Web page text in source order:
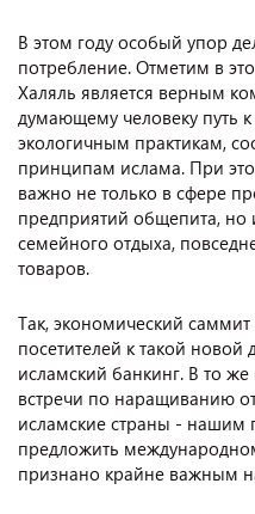
В этом году особый упор
потребление. Отметим в
Халяль является верным
думающему человеку путь
экологичным практикам,
принципам ислама. При
важно не только в сфере
предприятий общепита, но
семейного отдыха,
товаров.
Так, экономический
посетителей к такой новой
исламский банкинг. В то
встречи по наращиванию
исламские страны - нашим
предложить
признано крайне важным